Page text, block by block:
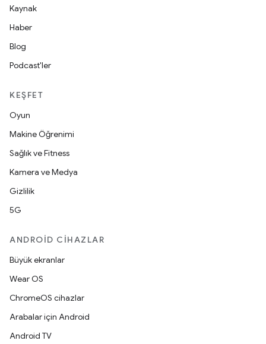
Kaynak
Haber
Blog
Podcast'ler
KEŞFET
Oyun
Makine Öğrenimi
Sağlık ve Fitness
Kamera ve Medya
Gizlilik
5G
ANDROID CIHAZLAR
Büyük ekranlar
Wear OS
ChromeOS cihazlar
Arabalar için Android
Android TV